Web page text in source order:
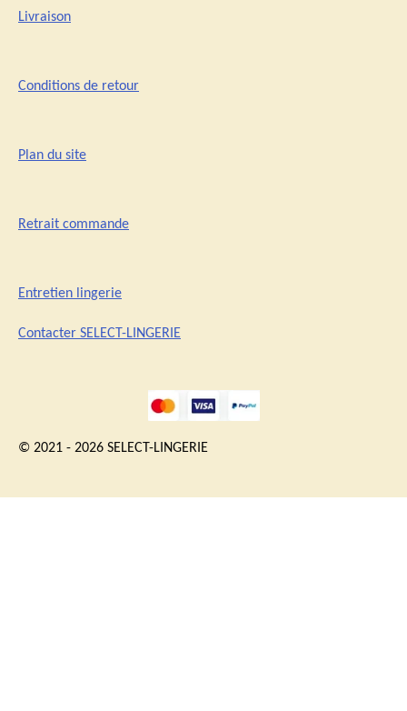
Livraison
Conditions de retour
Plan du site
Retrait commande
Entretien lingerie
Contacter SELECT-LINGERIE
© 2021 - 2026 SELECT-LINGERIE